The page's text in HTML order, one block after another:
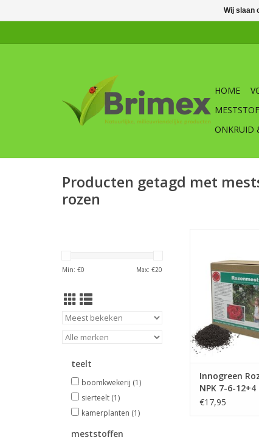
HOME
ONKRUID
Producten getagd met
rozen
Min: €0 Max: €20
teelt
boomkwekerij (1)
sierteelt (1)
kamerplanten (1)
meststoffen
stimuleert
bodemleven.
de structuur en
zuurstof in
TOEVOEGEN AAN
Innogreen
NPK 7-6-12+4
€17,95
Wij slaan